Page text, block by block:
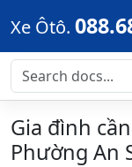
Skip to main
Xe Ôtô.
Gia đình
Phường An